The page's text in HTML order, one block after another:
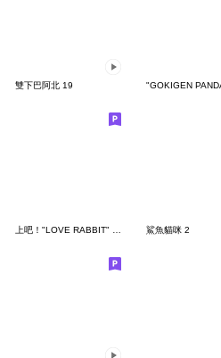
雙下巴阿北 19
鯊魚貓咪 2